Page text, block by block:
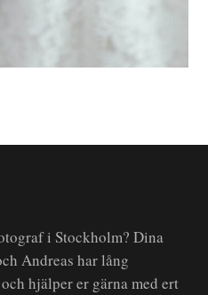
i Stockholm? Dina
Andreas har lång
hjälper er gärna med ert